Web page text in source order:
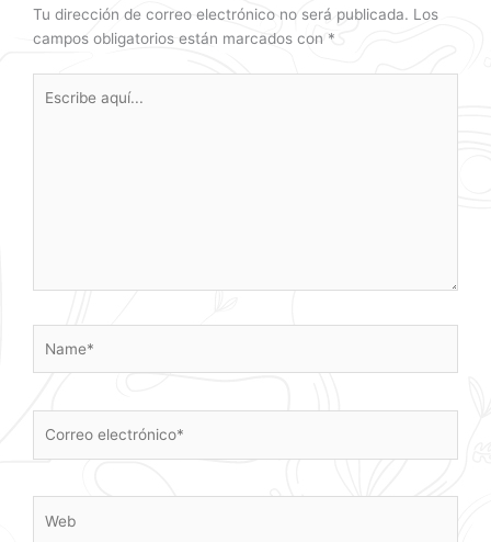
Tu dirección de correo electrónico no será publicada. Los
campos obligatorios están marcados con *
aquí...
electrónico*